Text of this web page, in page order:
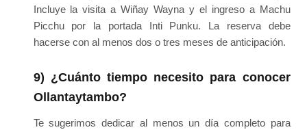
Incluye la visita a Wiñay Wayna y el ingreso a Machu
Picchu por la portada Inti Punku. La reserva debe
hacerse con al menos dos o tres meses de anticipación.
9) ¿Cuánto tiempo necesito para conocer
Ollantaytambo?
Te sugerimos dedicar al menos un día completo para